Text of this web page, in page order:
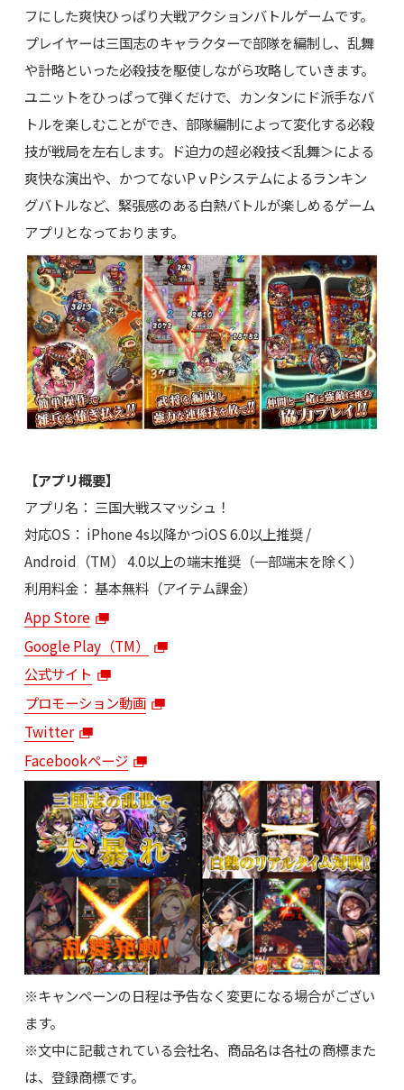
フにした爽快ひっぱり大戦アクションバトルゲームです。
プレイヤーは三国志のキャラクターで部隊を編制し、乱舞
や計略といった必殺技を駆使しながら攻略していきます。
ユニットをひっぱって弾くだけで、カンタンにド派手なバ
トルを楽しむことができ、部隊編制によって変化する必殺
技が戦局を左右します。ド迫力の超必殺技＜乱舞＞による
爽快な演出や、かつてないPｖPシステムによるランキン
グバトルなど、緊張感のある白熱バトルが楽しめるゲーム
アプリとなっております。
【アプリ概要】
アプリ名： 三国大戦スマッシュ！
対応OS： iPhone 4s以降かつiOS 6.0以上推奨 /
Android（TM） 4.0以上の端末推奨（一部端末を除く）
利用料金： 基本無料（アイテム課金）
App Store
Google Play（TM）
公式サイト
プロモーション動画
Twitter
Facebookページ
※キャンペーンの日程は予告なく変更になる場合がござい
ます。
※文中に記載されている会社名、商品名は各社の商標また
は、登録商標です。